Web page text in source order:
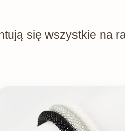
się wszystkie na